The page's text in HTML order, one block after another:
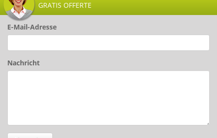
GRATIS OFFERTE
E-Mail-Adresse
Nachricht